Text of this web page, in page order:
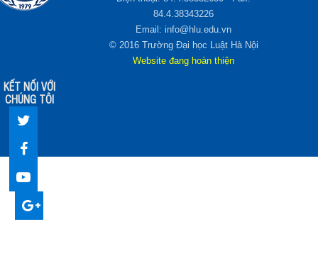
84.4.38343226
Email: info@hlu.edu.vn
© 2016 Trường Đại học Luật Hà Nội
Website đang hoàn thiện
KẾT NỐI VỚI
CHÚNG TÔI